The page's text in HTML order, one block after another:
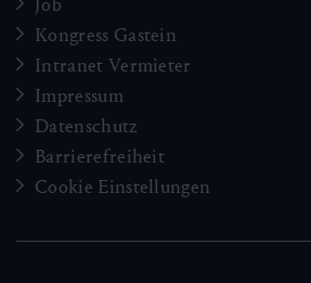
Job
Kongress Gastein
Intranet Vermieter
Impressum
Datenschutz
Barrierefreiheit
Cookie Einstellungen